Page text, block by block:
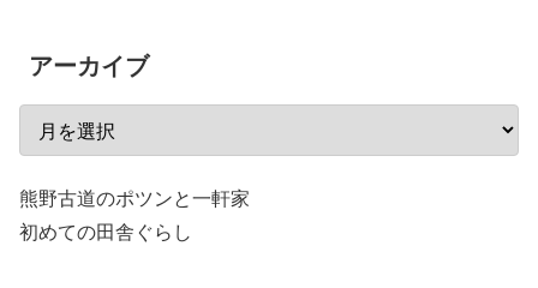
アーカイブ
熊野古道のポツンと一軒家
初めての田舎ぐらし